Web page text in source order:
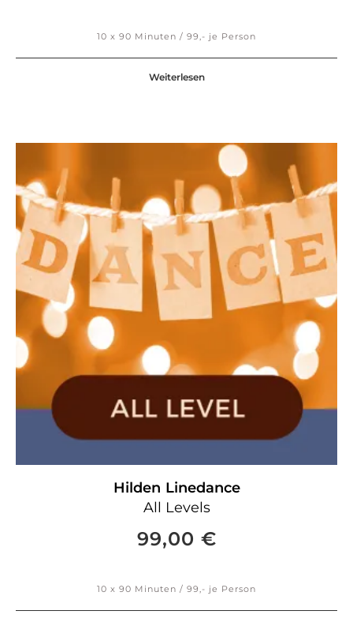
10 x 90 Minuten / 99,- je Person
Weiterlesen
Hilden Linedance
All Levels
99,00 €
10 x 90 Minuten / 99,- je Person